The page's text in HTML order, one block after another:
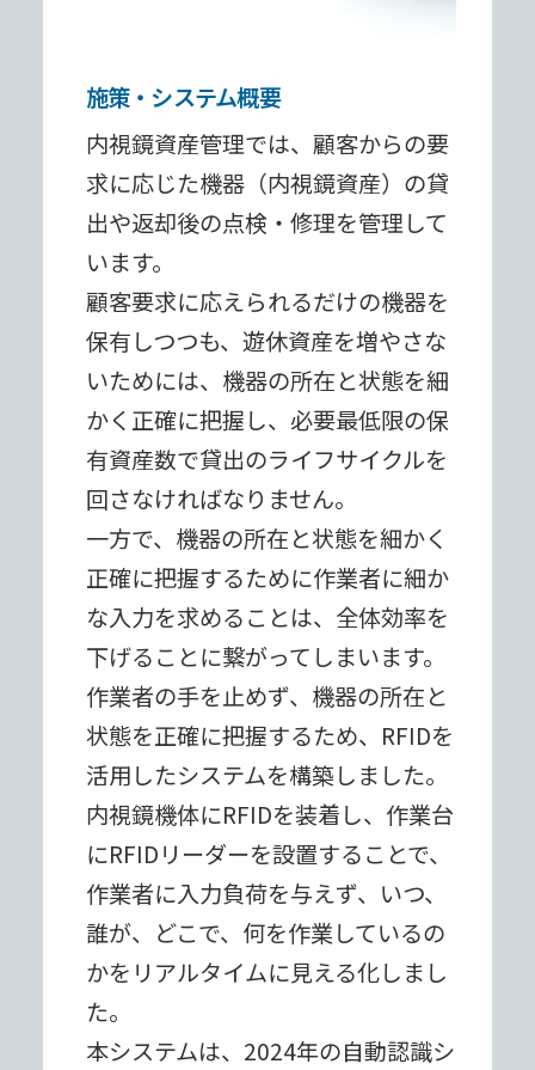
施策・システム概要
内視鏡資産管理では、顧客からの要
求に応じた機器（内視鏡資産）の貸
出や返却後の点検・修理を管理して
います。
顧客要求に応えられるだけの機器を
保有しつつも、遊休資産を増やさな
いためには、機器の所在と状態を細
かく正確に把握し、必要最低限の保
有資産数で貸出のライフサイクルを
回さなければなりません。
⼀⽅で、機器の所在と状態を細かく
正確に把握するために作業者に細か
な⼊⼒を求めることは、全体効率を
下げることに繋がってしまいます。
作業者の⼿を⽌めず、機器の所在と
状態を正確に把握するため、RFIDを
活⽤したシステムを構築しました。
内視鏡機体にRFIDを装着し、作業台
にRFIDリーダーを設置することで、
作業者に⼊⼒負荷を与えず、いつ、
誰が、どこで、何を作業しているの
かをリアルタイムに⾒える化しまし
た。
本システムは、2024年の⾃動認識シ